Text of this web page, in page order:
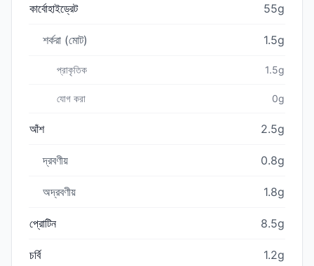
কার্বোহাইড্রেট 55g
শর্করা (মোট) 1.5g
প্রাকৃতিক 1.5g
যোগ করা 0g
আঁশ 2.5g
দ্রবণীয় 0.8g
অদ্রবণীয় 1.8g
প্রোটিন 8.5g
চর্বি 1.2g